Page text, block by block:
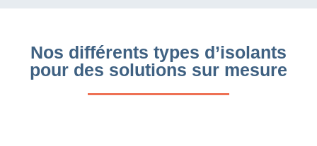
Nos différents types d’isolants
pour des solutions sur mesure